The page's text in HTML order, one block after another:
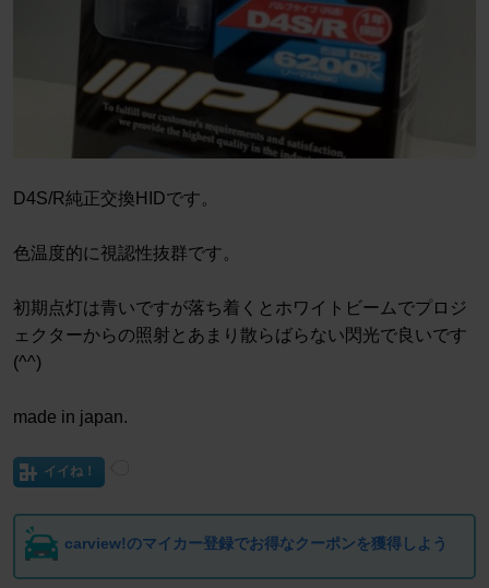
D4S/R純正交換HIDです。
色温度的に視認性抜群です。
初期点灯は青いですが落ち着くとホワイトビームでプロジ
ェクターからの照射とあまり散らばらない閃光で良いです
(^^)
made in japan.
イイね！
carview!のマイカー登録でお得なクーポンを獲得しよう